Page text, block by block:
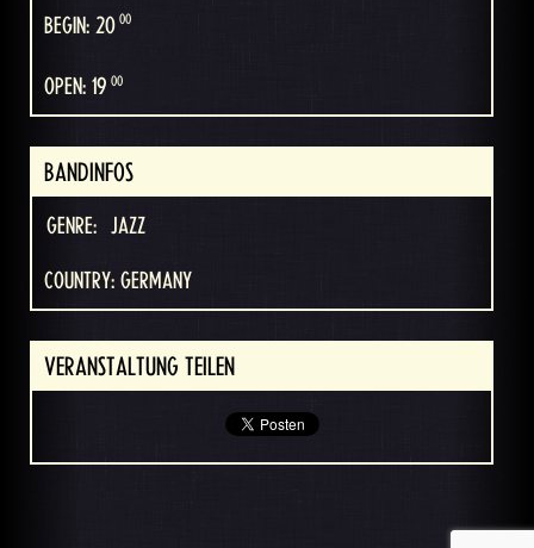
BEGIN: 20 00
OPEN: 19 00
BANDINFOS
GENRE: JAZZ
COUNTRY: GERMANY
VERANSTALTUNG TEILEN